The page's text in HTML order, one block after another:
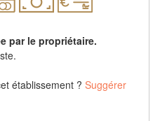
par le propriétaire.
établissement ? Suggérer